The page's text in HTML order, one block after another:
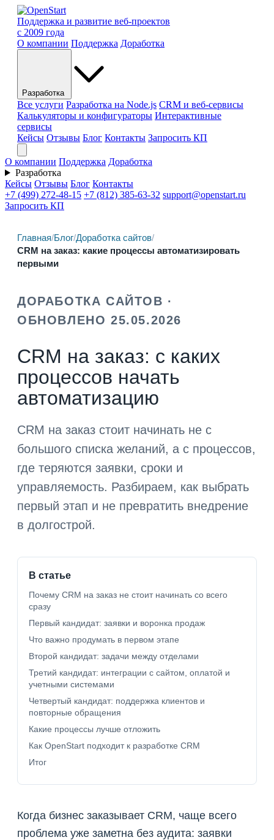
Поддержка и развитие веб-проектов
с 2009 года
О компании Поддержка Доработка
Разработка
Все услуги Разработка на Node.js CRM и веб-сервисы
Калькуляторы и конфигураторы Интерактивные
сервисы
Кейсы Отзывы Блог Контакты Запросить КП
О компании Поддержка Доработка
Разработка
Кейсы Отзывы Блог Контакты
+7 (499) 272-48-15 +7 (812) 385-63-32 support@openstart.ru
Запросить КП
Главная/Блог/Доработка сайтов/
CRM на заказ: какие процессы автоматизировать
первыми
ДОРАБОТКА САЙТОВ ·
ОБНОВЛЕНО 25.05.2026
CRM на заказ: с каких
процессов начать
автоматизацию
CRM на заказ стоит начинать не с
большого списка желаний, а с процессов,
где теряются заявки, сроки и
управляемость. Разбираем, как выбрать
первый этап и не превратить внедрение
в долгострой.
В статье
Почему CRM на заказ не стоит начинать со всего
сразу
Первый кандидат: заявки и воронка продаж
Что важно продумать в первом этапе
Второй кандидат: задачи между отделами
Третий кандидат: интеграции с сайтом, оплатой и
учетными системами
Четвертый кандидат: поддержка клиентов и
повторные обращения
Какие процессы лучше отложить
Как OpenStart подходит к разработке CRM
Итог
Когда бизнес заказывает CRM, чаще всего
проблема уже заметна без аудита: заявки